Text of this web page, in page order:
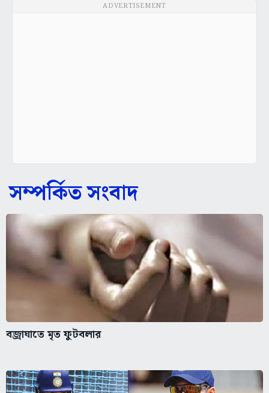
ADVERTISEMENT
সম্পর্কিত সংবাদ
বজ্রাঘাতে মৃত ফুটবলার